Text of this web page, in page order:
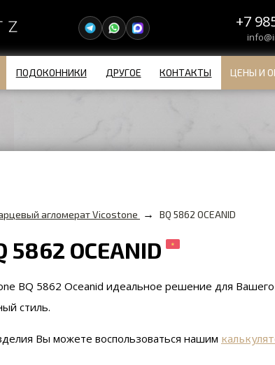
+7
ПОДОКОННИКИ ДРУГОЕ КОНТАКТЫ ЦЕНЫ И
агломерат Vicostone → BQ 5862 OCEANID
OCEANID
BQ 5862 Oceanid идеальное решение для
стиль.
Вы можете воспользоваться нашим